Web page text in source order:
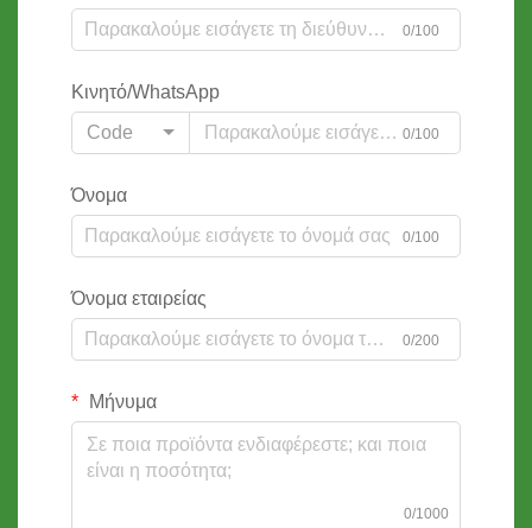
0/100
Κινητό/WhatsApp
Code
0/100
Όνομα
0/100
Όνομα εταιρείας
0/200
Μήνυμα
0/1000